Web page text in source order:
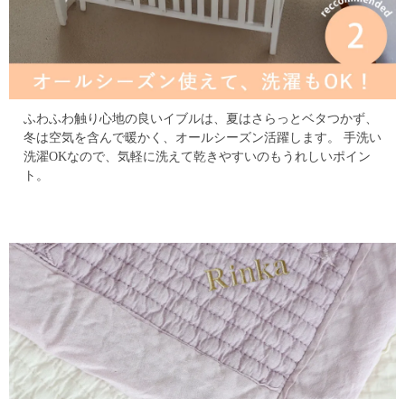
ふわふわ触り心地の良いイブルは、夏はさらっとベタつかず、
冬は空気を含んで暖かく、オールシーズン活躍します。
手洗い
洗濯OKなので、気軽に洗えて乾きやすいのもうれしいポイン
ト。